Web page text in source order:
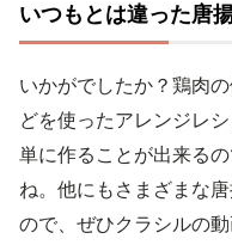
いつもとは違った唐
いかがでしたか？鶏肉
どを使ったアレンジレ
単に作ることが出来る
ね。他にもさまざまな
ので、ぜひクラシルの